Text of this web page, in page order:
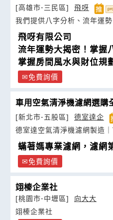
[高雄市-三民區]
飛呀
我們提供八字分析、流年運
飛呀有限公司
流年運勢大揭密！掌握
掌握房間風水與財位規
免費詢價
車用空氣清淨機濾網選購
[新北市-五股區]
德室達企
德室達空氣清淨機濾網製造
蟎著媽專業濾網，濾網
免費詢價
翊榛企業社
[桃園市-中壢區]
向大大
翊榛企業社